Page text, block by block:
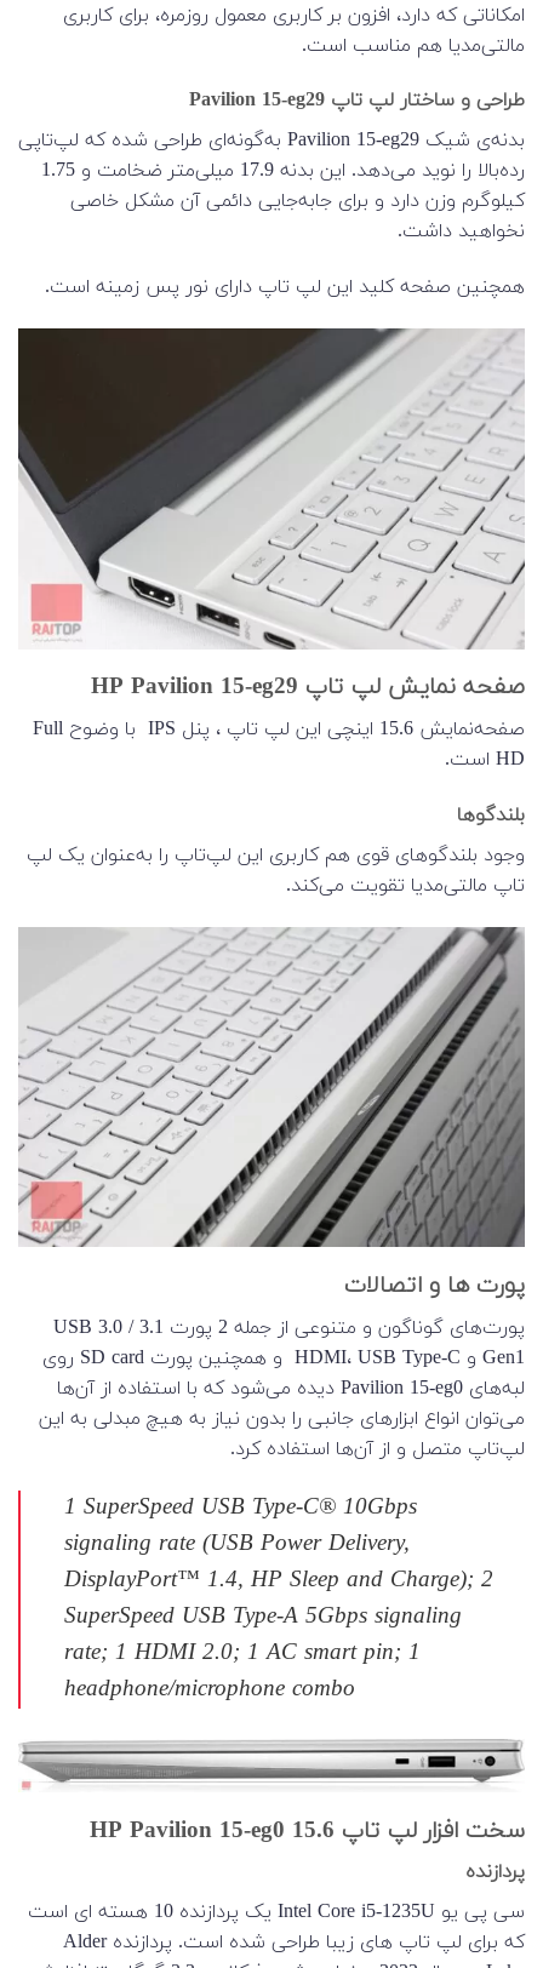
امکاناتی که دارد، افزون بر کاربری معمول روزمره، برای کاربری
مالتی‌مدیا هم مناسب است.
طراحی و ساختار لپ تاپ Pavilion 15-eg29
بدنه‌ی شیک Pavilion 15-eg29 به‌گونه‌ای طراحی شده که لپ‌تاپی
رده‌بالا را نوید می‌دهد. این بدنه 17.9 میلی‌متر ضخامت و 1.75
کیلوگرم وزن دارد و برای جابه‌جایی دائمی آن مشکل خاصی
نخواهید داشت.
همچنین صفحه کلید این لپ تاپ دارای نور پس زمینه است.
صفحه نمایش لپ تاپ HP Pavilion 15-eg29
صفحه‌نمایش 15.6 اینچی این لپ تاپ ، پنل IPS با وضوح Full
HD است.
بلندگوها
وجود بلندگوهای قوی هم کاربری این لپ‌تاپ را به‌عنوان یک لپ
تاپ مالتی‌مدیا تقویت می‌کند.
پورت ها و اتصالات
پورت‌های گوناگون و متنوعی از جمله 2 پورت USB 3.0 / 3.1
Gen1 و HDMI، USB Type-C و همچنین پورت SD card روی
لبه‌های Pavilion 15-eg0 دیده می‌شود که با استفاده از آن‌ها
می‌توان انواع ابزارهای جانبی را بدون نیاز به هیچ مبدلی به این
لپ‌تاپ متصل و از آن‌ها استفاده کرد.
1 SuperSpeed USB Type-C® 10Gbps
signaling rate (USB Power Delivery,
DisplayPort™ 1.4, HP Sleep and Charge); 2
SuperSpeed USB Type-A 5Gbps signaling
rate; 1 HDMI 2.0; 1 AC smart pin; 1
headphone/microphone combo
سخت افزار لپ تاپ 15.6 HP Pavilion 15-eg0
پردازنده
سی پی یو Intel Core i5-1235U یک پردازنده 10 هسته ای است
که برای لپ تاپ های زیبا طراحی شده است. پردازنده Alder